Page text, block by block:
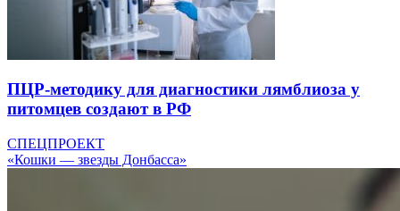
ПЦР-методику для диагностики лямблиоза у
питомцев создают в РФ
СПЕЦПРОЕКТ
«Кошки — звезды Донбасса»